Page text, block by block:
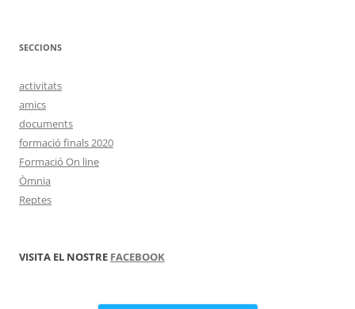
SECCIONS
activitats
amics
documents
formació finals 2020
Formació On line
Òmnia
Reptes
VISITA EL NOSTRE FACEBOOK